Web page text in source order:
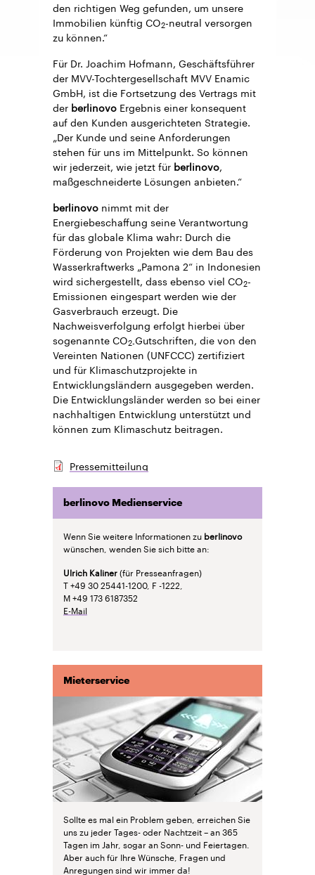
den richtigen Weg gefunden, um unsere
Immobilien künftig CO2-neutral versorgen
zu können.“
Für Dr. Joachim Hofmann, Geschäftsführer
der MVV-Tochtergesellschaft MVV Enamic
GmbH, ist die Fortsetzung des Vertrags mit
der berlinovo Ergebnis einer konsequent
auf den Kunden ausgerichteten Strategie.
„Der Kunde und seine Anforderungen
stehen für uns im Mittelpunkt. So können
wir jederzeit, wie jetzt für berlinovo,
maßgeschneiderte Lösungen anbieten.“
berlinovo nimmt mit der
Energiebeschaffung seine Verantwortung
für das globale Klima wahr: Durch die
Förderung von Projekten wie dem Bau des
Wasserkraftwerks „Pamona 2“ in Indonesien
wird sichergestellt, dass ebenso viel CO2-
Emissionen eingespart werden wie der
Gasverbrauch erzeugt. Die
Nachweisverfolgung erfolgt hierbei über
sogenannte CO2-Gutschriften, die von den
Vereinten Nationen (UNFCCC) zertifiziert
und für Klimaschutzprojekte in
Entwicklungsländern ausgegeben werden.
Die Entwicklungsländer werden so bei einer
nachhaltigen Entwicklung unterstützt und
können zum Klimaschutz beitragen.
Pressemitteilung
berlinovo Medienservice
Wenn Sie weitere Informationen zu berlinovo
wünschen, wenden Sie sich bitte an:
Ulrich Kaliner(für Presseanfragen)
T +49 30 25441-1200, F -1222,
M +49 173 6187352
E-Mail
Mieterservice
Sollte es mal ein Problem geben, erreichen Sie
uns zu jeder Tages- oder Nachtzeit – an 365
Tagen im Jahr, sogar an Sonn- und Feiertagen.
Aber auch für Ihre Wünsche, Fragen und
Anregungen sind wir immer da!